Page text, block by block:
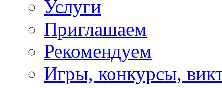
Услуги
Приглашаем
Рекомендуем
Игры, конкурсы,